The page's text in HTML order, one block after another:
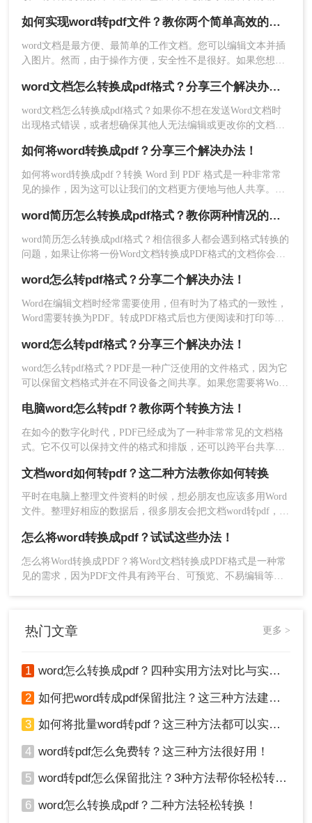
别有优势哦。
3、文档上传后点击开始转换。
4、稍等片刻处理完毕。
好了，大家都学会word如何快速转pdf了吗？有需要
的朋友赶紧用~
吗？如果不知道，那么下面将会叫你怎么做，快速的完成word
转pdf文档，一起来学习吧。
如何实现word转pdf文件？教你两个简单高效的办法
word文档是最方便、最简单的工作文档。您可以编辑文本并插
入图片。然而，由于操作方便，安全性不是很好。如果您想将
家讲解一下word转pdf文档的方法步骤，一起来学习吧。
word文档怎么转换成pdf格式？分享三个解决办法！
word文档怎么转换成pdf格式？​如果你不想在发送Word文档时
出现格式错误，或者想确保其他人无法编辑或更改你的文档，
单明了的解决方案，让你快速、简单地将Word文档转换为PDF
文件。
如何将word转换成pdf？分享三个解决办法！
如何将word转换成pdf？转换 Word 到 PDF 格式是一种非常常
见的操作，因为这可以让我们的文档更方便地与他人共享。无
档都比 Word 文档更易于传输和查看。对于需要发送的文档来
说，PDF 文件通常比 Word 文件更安全，因为它们不容易被编
辑或更改，可以确保接收方看到的是与我们发送的文档完全一
致的版本。那么如何将word转换成pdf呢？下面分享三个解决办
法。
word简历怎么转换成pdf格式？教你两种情况的转换方法
word简历怎么转换成pdf格式？相信很多人都会遇到格式转换的
问题，如果让你将一份Word文档转换成PDF格式的文档你会怎
你要转换的Word文档数量很多呢，一个个打开另存为就很费时
了，有什么好的办法可以快速word转换成pdf格式呢？今天就来
教大家一个word转pdf的方法，有需要的朋友学起来。
word怎么转pdf格式？分享二个解决办法！
Word在编辑文档时经常需要使用，但有时为了格式的一致性，
Word需要转换为PDF。转成PDF格式后也方便阅读和打印等操
有很多职场新人不知道怎么转换的，以下是如何将word转pdf的
步骤。希望能帮助到大家。
word怎么转pdf格式？分享三个解决办法！
word怎么转pdf格式？PDF是一种广泛使用的文件格式，因为它
可以保留文档格式并在不同设备之间共享。如果您需要将Word
电脑word怎么转pdf？教你两个转换方法！
在如今的数字化时代，PDF已经成为了一种非常常见的文档格
式。它不仅可以保持文件的格式和排版，还可以跨平台共享和
便更好地与他人分享或保护文件内容。那么，电脑word怎么转
pdf呢？下面将详细介绍两种方法供你参考。
文档word如何转pdf？这二种方法教你如何转换
平时在电脑上整理文件资料的时候，想必朋友也应该多用Word
文件。整理好相应的数据后，很多朋友会把文档word转pdf，以
pdf。如果你不知道，你不必太担心。今天，我想和大家分享两
个更好的转换方法。
怎么将word转换成pdf？试试这些办法！
怎么将Word转换成PDF？将Word文档转换成PDF格式是一种常
见的需求，因为PDF文件具有跨平台、可预览、不易编辑等特
热门文章 更多 >
1 word怎么转换成pdf？四种实用方法对比与实操指南（附详细表格）！
2 如何把word转成pdf保留批注？这三种方法建议收藏！
3 如何将批量word转pdf？这三种方法都可以实现批量转换
4 word转pdf怎么免费转？这三种方法很好用！
5 word转pdf怎么保留批注？3种方法帮你轻松转换！
6 word怎么转换成pdf？二种方法轻松转换！